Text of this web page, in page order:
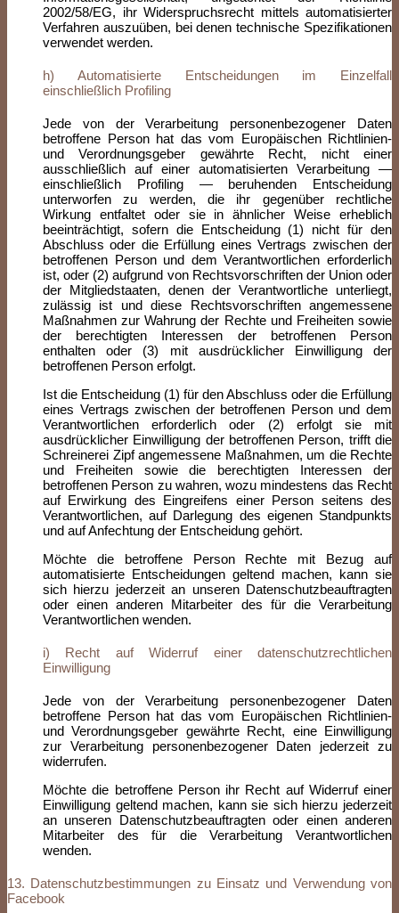
2002/58/EG, ihr Widerspruchsrecht mittels automatisierter
Verfahren auszuüben, bei denen technische Spezifikationen
verwendet werden.
h) Automatisierte Entscheidungen im Einzelfall
einschließlich Profiling
Jede von der Verarbeitung personenbezogener Daten
betroffene Person hat das vom Europäischen Richtlinien-
und Verordnungsgeber gewährte Recht, nicht einer
ausschließlich auf einer automatisierten Verarbeitung —
einschließlich Profiling — beruhenden Entscheidung
unterworfen zu werden, die ihr gegenüber rechtliche
Wirkung entfaltet oder sie in ähnlicher Weise erheblich
beeinträchtigt, sofern die Entscheidung (1) nicht für den
Abschluss oder die Erfüllung eines Vertrags zwischen der
betroffenen Person und dem Verantwortlichen erforderlich
ist, oder (2) aufgrund von Rechtsvorschriften der Union oder
der Mitgliedstaaten, denen der Verantwortliche unterliegt,
zulässig ist und diese Rechtsvorschriften angemessene
Maßnahmen zur Wahrung der Rechte und Freiheiten sowie
der berechtigten Interessen der betroffenen Person
enthalten oder (3) mit ausdrücklicher Einwilligung der
betroffenen Person erfolgt.
Ist die Entscheidung (1) für den Abschluss oder die Erfüllung
eines Vertrags zwischen der betroffenen Person und dem
Verantwortlichen erforderlich oder (2) erfolgt sie mit
ausdrücklicher Einwilligung der betroffenen Person, trifft die
Schreinerei Zipf angemessene Maßnahmen, um die Rechte
und Freiheiten sowie die berechtigten Interessen der
betroffenen Person zu wahren, wozu mindestens das Recht
auf Erwirkung des Eingreifens einer Person seitens des
Verantwortlichen, auf Darlegung des eigenen Standpunkts
und auf Anfechtung der Entscheidung gehört.
Möchte die betroffene Person Rechte mit Bezug auf
automatisierte Entscheidungen geltend machen, kann sie
sich hierzu jederzeit an unseren Datenschutzbeauftragten
oder einen anderen Mitarbeiter des für die Verarbeitung
Verantwortlichen wenden.
i) Recht auf Widerruf einer datenschutzrechtlichen
Einwilligung
Jede von der Verarbeitung personenbezogener Daten
betroffene Person hat das vom Europäischen Richtlinien-
und Verordnungsgeber gewährte Recht, eine Einwilligung
zur Verarbeitung personenbezogener Daten jederzeit zu
widerrufen.
Möchte die betroffene Person ihr Recht auf Widerruf einer
Einwilligung geltend machen, kann sie sich hierzu jederzeit
an unseren Datenschutzbeauftragten oder einen anderen
Mitarbeiter des für die Verarbeitung Verantwortlichen
wenden.
13. Datenschutzbestimmungen zu Einsatz und Verwendung von
Facebook